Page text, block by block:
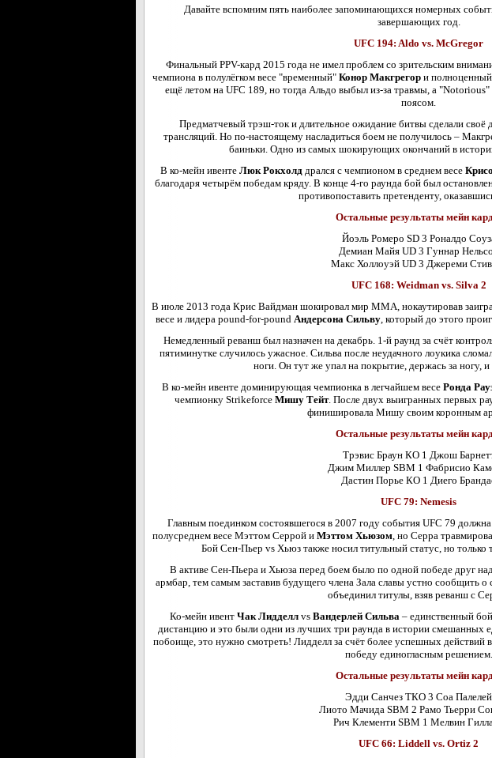
Давайте вспомним пять наиболее запоминающихся номерных
завершающих год.
UFC 194: Aldo vs. McGregor
Финальный PPV-кард 2015 года не имел проблем со зрительским
чемпиона в полулёгком весе "временный" Конор Макгрегори полноценный
ещё летом на UFC 189, но тогда Альдо выбыл из-за травмы, а
поясом.
Предматчевый трэш-ток и длительное ожидание битвы сделали
трансляций. Но по-настоящему насладиться боем не получилось –
баиньки. Одно из самых шокирующих окончаний в
В ко-мейн ивенте Люк Рокхолддрался с чемпионом в среднем весе
благодаря четырём победам кряду. В конце 4-го раунда бой был
противопоставить претенденту,
Остальные результаты мейн
Йоэль Ромеро SD 3 Роналдо
Демиан Майя UD 3 Гуннар
Макс Холлоуэй UD 3 Джереми
UFC 168: Weidman vs. Silva 2
В июле 2013 года Крис Вайдман шокировал мир ММА, нокаутировав
весе и лидера pound-for-pound Андерсона Сильву, который до этого
Немедленный реванш был назначен на декабрь. 1-й раунд за счёт
пятиминутке случилось ужасное. Сильва после неудачного лоукика
ноги. Он тут же упал на покрытие, держась за ногу,
В ко-мейн ивенте доминирующая чемпионка в легчайшем весе Ронда
чемпионку Strikeforce Мишу Тейт. После двух выигранных первых
финишировала Мишу своим коронным
Остальные результаты мейн
Трэвис Браун КО 1 Джош
Джим Миллер SBM 1 Фабрисио
Дастин Порье КО 1 Диего
UFC 79: Nemesis
Главным поединком состоявшегося в 2007 году события UFC 79
полусреднем весе Мэттом Серрой и Мэттом Хьюзом, но Серра
Бой Сен-Пьер vs Хьюз также носил титульный статус, но только
В активе Сен-Пьера и Хьюза перед боем было по одной победе друг
армбар, тем самым заставив будущего члена Зала славы устно сообщить
объединил титулы, взяв реванш с
Ко-мейн ивент Чак Лидделлvs Вандерлей Сильва– единственный
дистанцию и это были одни из лучших три раунда в истории смешанных
побоище, это нужно смотреть! Лидделл за счёт более успешных действий в
победу единогласным решением.
Остальные результаты мейн
Эдди Санчез ТКО 3 Соа Палелей
Лиото Мачида SBM 2 Рамо Тьерри
Рич Клементи SBM 1 Мелвин
UFC 66: Liddell vs. Ortiz 2